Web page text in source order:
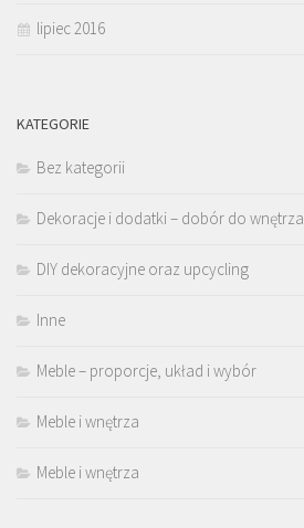
lipiec 2016
KATEGORIE
Bez kategorii
Dekoracje i dodatki – dobór do wnętrza
DIY dekoracyjne oraz upcycling
Inne
Meble – proporcje, układ i wybór
Meble i wnętrza
Meble i wnętrza